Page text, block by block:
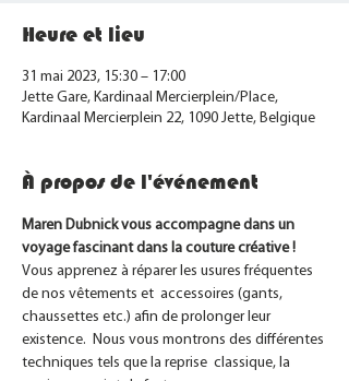
Heure et lieu
31 mai 2023, 15:30 – 17:00
Jette Gare, Kardinaal Mercierplein/Place,
Kardinaal Mercierplein 22, 1090 Jette, Belgique
À propos de l'événement
Maren Dubnick vous accompagne dans un
voyage fascinant dans la couture créative !
Vous apprenez à réparer les usures fréquentes
de nos vêtements et  accessoires (gants,
chaussettes etc.) afin de prolonger leur
existence.  Nous vous montrons des différentes
techniques tels que la reprise  classique, la